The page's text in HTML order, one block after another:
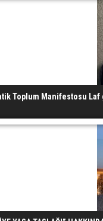
Toplum Manifestosu